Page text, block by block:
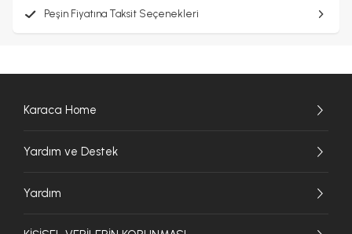
Peşin Fiyatına Taksit Seçenekleri
Karaca Home
Yardım ve Destek
Yardım